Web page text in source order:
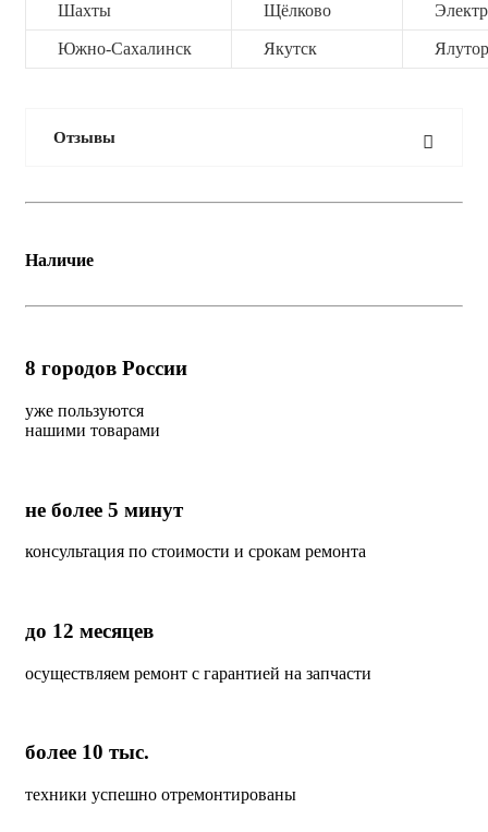
Шахты Щёлково
Южно-Сахалинск Якутск
Отзывы
Наличие
8 городов России
уже пользуются
нашими товарами
не более 5 минут
консультация по стоимости и срокам ремонта
до 12 месяцев
осуществляем ремонт с гарантией на запчасти
более 10 тыс.
техники успешно отремонтированы